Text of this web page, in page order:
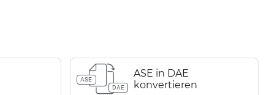
ASE
DAE
ASE in DAE
konvertieren